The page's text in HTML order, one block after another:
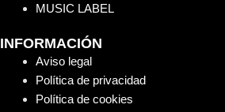
MUSIC LABEL
INFORMACIÓN
Aviso legal
Política de privacidad
Política de cookies